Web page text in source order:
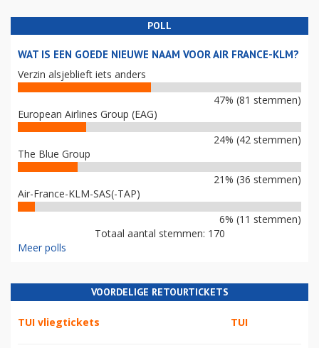
POLL
WAT IS EEN GOEDE NIEUWE NAAM VOOR AIR FRANCE-KLM?
Verzin alsjeblieft iets anders
47% (81 stemmen)
European Airlines Group (EAG)
24% (42 stemmen)
The Blue Group
21% (36 stemmen)
Air-France-KLM-SAS(-TAP)
6% (11 stemmen)
Totaal aantal stemmen: 170
Meer polls
VOORDELIGE RETOURTICKETS
TUI vliegtickets TUI